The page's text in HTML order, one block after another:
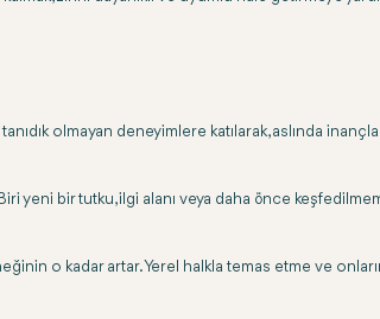
olmayan deneyimlere katılarak, aslında
yeni bir tutku, ilgi alanı veya daha önce
o kadar artar. Yerel halkla temas etme ve